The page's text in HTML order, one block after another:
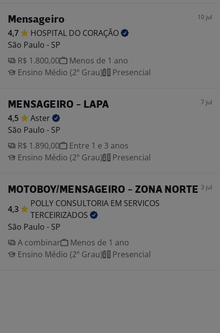
Mensageiro 10 jul
4,7 HOSPITAL DO CORAÇÃO
São Paulo - SP
R$ 1.800,00
Menos de 1 ano
Ensino Médio (2º Grau)
Presencial
MENSAGEIRO - LAPA 7 jul
4,5
Aster
São Paulo - SP
R$ 1.890,00
Entre 1 e 3 anos
Ensino Médio (2º Grau)
Presencial
MOTOBOY/MENSAGEIRO - ZONA NORTE 3 jul
4,3
POLLY CONSULTORIA EM SERVICOS
TERCEIRIZADOS
São Paulo - SP
A combinar
Menos de 1 ano
Ensino Médio (2º Grau)
Presencial